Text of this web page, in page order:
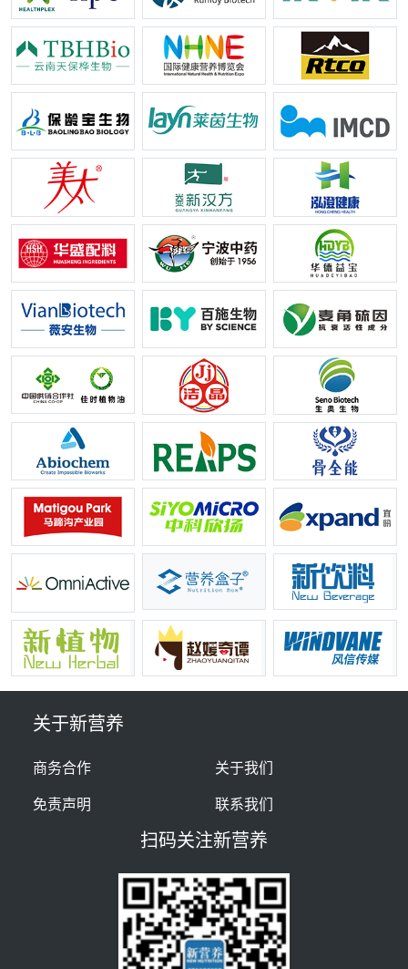
关于新营养
商务合作
关于我们
免责声明
联系我们
扫码关注新营养